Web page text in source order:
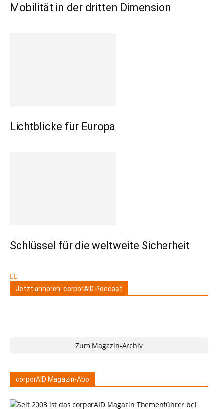
Mobilität in der dritten Dimension
Lichtblicke für Europa
Schlüssel für die weltweite Sicherheit
Jetzt anhören: corporAID Podcast
Zum Magazin-Archiv
corporAID Magazin-Abo